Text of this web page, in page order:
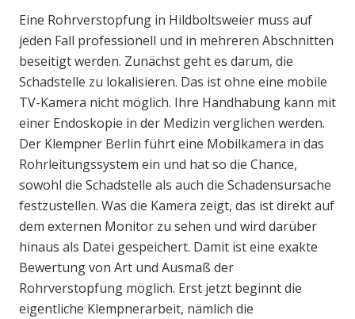
Eine Rohrverstopfung in Hildboltsweier muss auf
jeden Fall professionell und in mehreren Abschnitten
beseitigt werden. Zunächst geht es darum, die
Schadstelle zu lokalisieren. Das ist ohne eine mobile
TV-Kamera nicht möglich. Ihre Handhabung kann mit
einer Endoskopie in der Medizin verglichen werden.
Der Klempner Berlin führt eine Mobilkamera in das
Rohrleitungssystem ein und hat so die Chance,
sowohl die Schadstelle als auch die Schadensursache
festzustellen. Was die Kamera zeigt, das ist direkt auf
dem externen Monitor zu sehen und wird darüber
hinaus als Datei gespeichert. Damit ist eine exakte
Bewertung von Art und Ausmaß der
Rohrverstopfung möglich. Erst jetzt beginnt die
eigentliche Klempnerarbeit, nämlich die